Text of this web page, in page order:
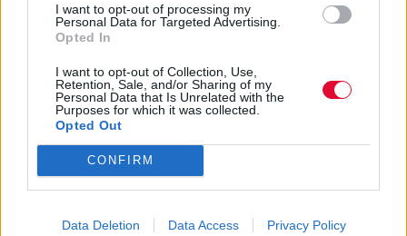
I want to opt-out of processing my
Personal Data for Targeted Advertising.
Opted In
I want to opt-out of Collection, Use,
Retention, Sale, and/or Sharing of my
Personal Data that Is Unrelated with the
Purposes for which it was collected.
Opted Out
CONFIRM
Data Deletion Data Access Privacy Policy